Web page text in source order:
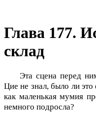
Глава 177.
склад
Эта сцена перед
Цие не знал, было ли
как маленькая мумия
немного подросла?